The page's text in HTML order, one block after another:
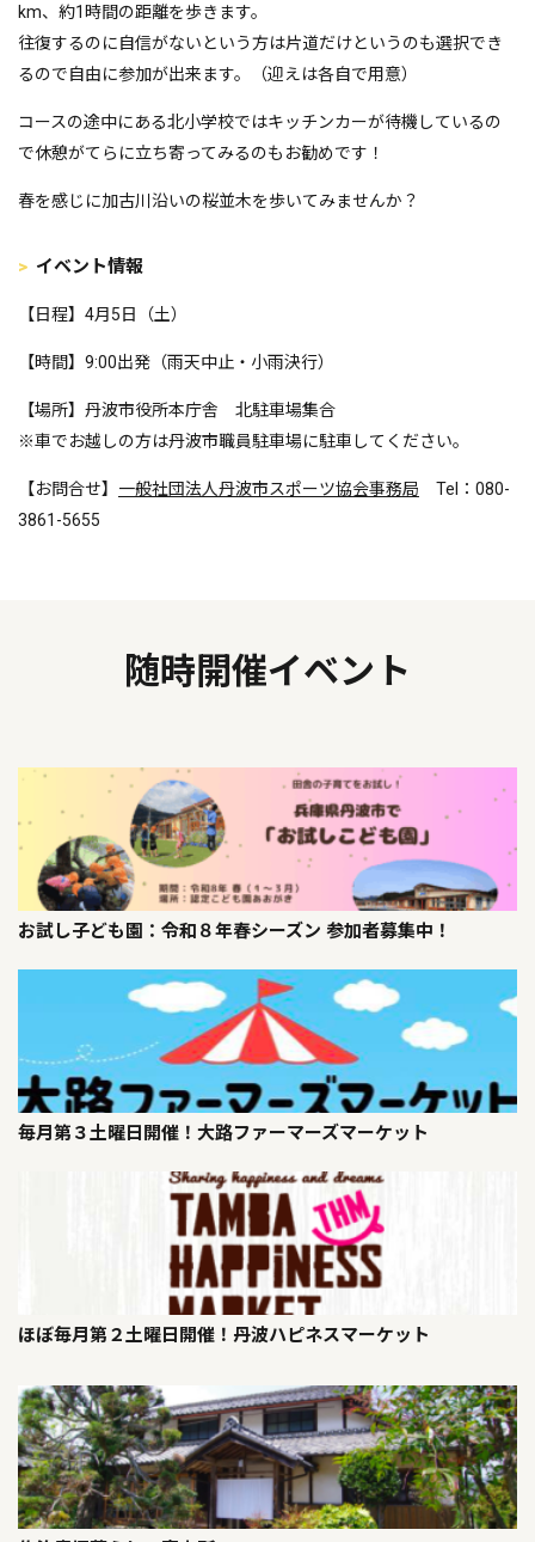
km、約1時間の距離を歩きます。
往復するのに自信がないという方は片道だけというのも選択でき
るので自由に参加が出来ます。（迎えは各自で用意）
コースの途中にある北小学校ではキッチンカーが待機しているの
で休憩がてらに立ち寄ってみるのもお勧めです！
春を感じに加古川沿いの桜並木を歩いてみませんか？
イベント情報
【日程】4月5日（土）
【時間】9:00出発（雨天中止・小雨決行）
【場所】丹波市役所本庁舎 北駐車場集合
※車でお越しの方は丹波市職員駐車場に駐車してください。
【お問合せ】 一般社団法人丹波市スポーツ協会事務局 Tel：080-
3861-5655
随時開催イベント
お試し子ども園：令和８年春シーズン 参加者募集中！
毎月第３土曜日開催！大路ファーマーズマーケット
ほぼ毎月第２土曜日開催！丹波ハピネスマーケット